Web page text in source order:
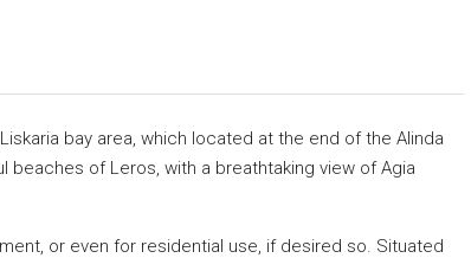
bay area, which located at the end of the Alinda
of Leros, with a breathtaking view of Agia
or even for residential use, if desired so. Situated